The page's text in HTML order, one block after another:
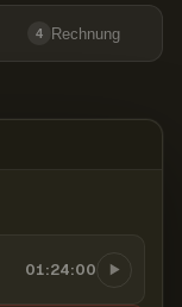
4 Rechnung
01:24:00